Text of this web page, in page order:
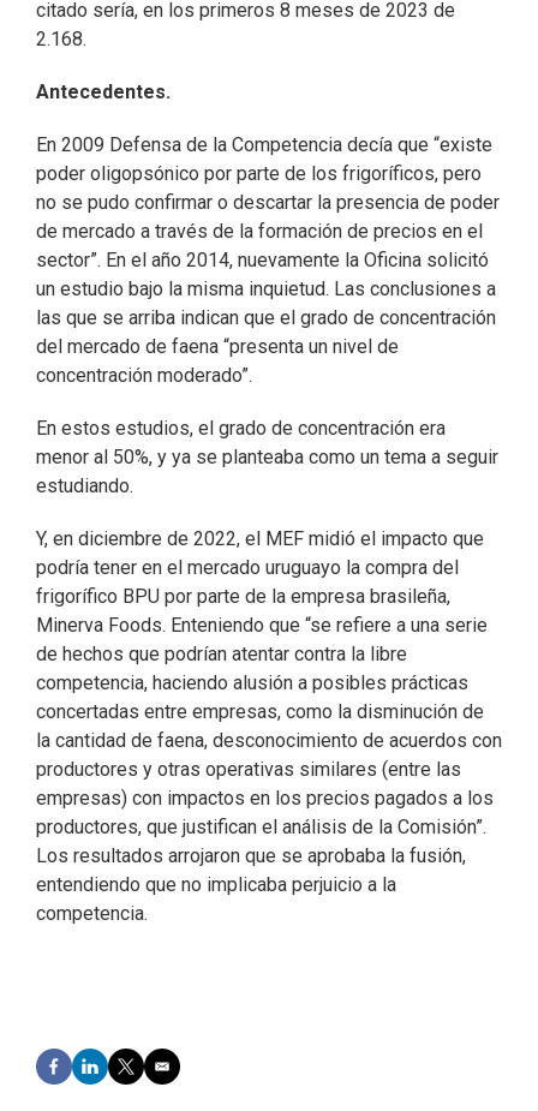
citado sería, en los primeros 8 meses de 2023 de
2.168.
Antecedentes.
En 2009 Defensa de la Competencia decía que “existe
poder oligopsónico por parte de los frigoríficos, pero
no se pudo confirmar o descartar la presencia de poder
de mercado a través de la formación de precios en el
sector”. En el año 2014, nuevamente la Oficina solicitó
un estudio bajo la misma inquietud. Las conclusiones a
las que se arriba indican que el grado de concentración
del mercado de faena “presenta un nivel de
concentración moderado”.
En estos estudios, el grado de concentración era
menor al 50%, y ya se planteaba como un tema a seguir
estudiando.
Y, en diciembre de 2022, el MEF midió el impacto que
podría tener en el mercado uruguayo la compra del
frigorífico BPU por parte de la empresa brasileña,
Minerva Foods. Enteniendo que “se refiere a una serie
de hechos que podrían atentar contra la libre
competencia, haciendo alusión a posibles prácticas
concertadas entre empresas, como la disminución de
la cantidad de faena, desconocimiento de acuerdos con
productores y otras operativas similares (entre las
empresas) con impactos en los precios pagados a los
productores, que justifican el análisis de la Comisión”.
Los resultados arrojaron que se aprobaba la fusión,
entendiendo que no implicaba perjuicio a la
competencia.
F
a
L
i
T
w
E
m